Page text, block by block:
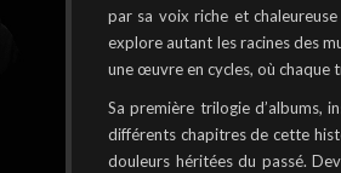
par sa voix riche et
explore autant les racines des
une œuvre en cycles, où chaque
Sa première trilogie d’albums,
différents chapitres de cette
douleurs héritées du passé.